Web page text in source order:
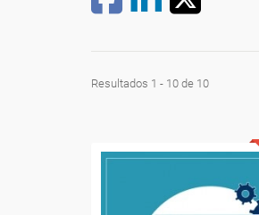
Resultados 1 - 10 de 10
Descuentos especiales